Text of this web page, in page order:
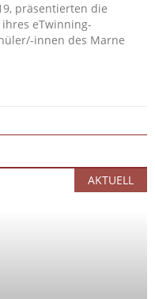
präsentierten die
eTwinning-
innen des Marne
AKTUELL